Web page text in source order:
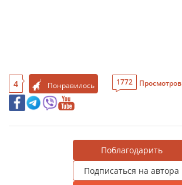
4 Понравилось 1772 Просмотров
Поблагодарить
Подписаться на автора